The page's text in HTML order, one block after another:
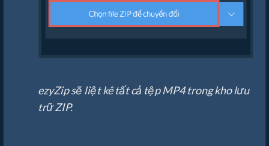
ezyZip sẽ liệt kê tất cả tệp MP4 trong kho lưu
trữ ZIP.